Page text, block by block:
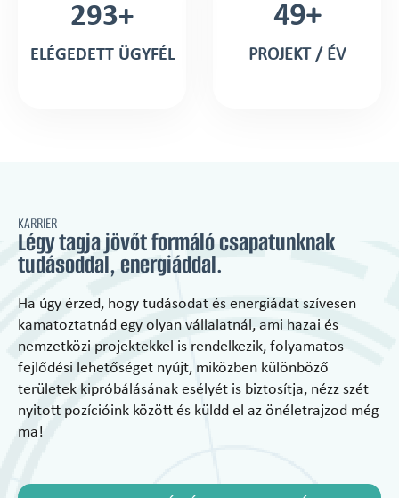
298+
ELÉGEDETT ÜGYFÉL
50+
PROJEKT / ÉV
KARRIER
Légy tagja jövőt formáló csapatunknak
tudásoddal, energiáddal.
Ha úgy érzed, hogy tudásodat és energiádat szívesen
kamatoztatnád egy olyan vállalatnál, ami hazai és
nemzetközi projektekkel is rendelkezik, folyamatos
fejlődési lehetőséget nyújt, miközben különböző
területek kipróbálásának esélyét is biztosítja, nézz szét
nyitott pozícióink között és küldd el az önéletrajzod még
ma!